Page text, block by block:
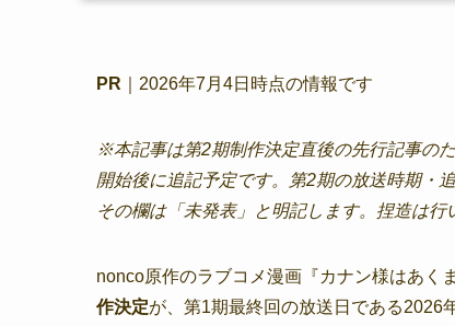
PR ｜2026年7月4日時点の情報です
※本記事は第2期制作決定直後の先行記事の
開始後に追記予定です。第2期の放送時期・
その欄は「未発表」と明記します。捏造は行
nonco原作のラブコメ漫画『カナン様はあく
作決定が、第1期最終回の放送日である2026